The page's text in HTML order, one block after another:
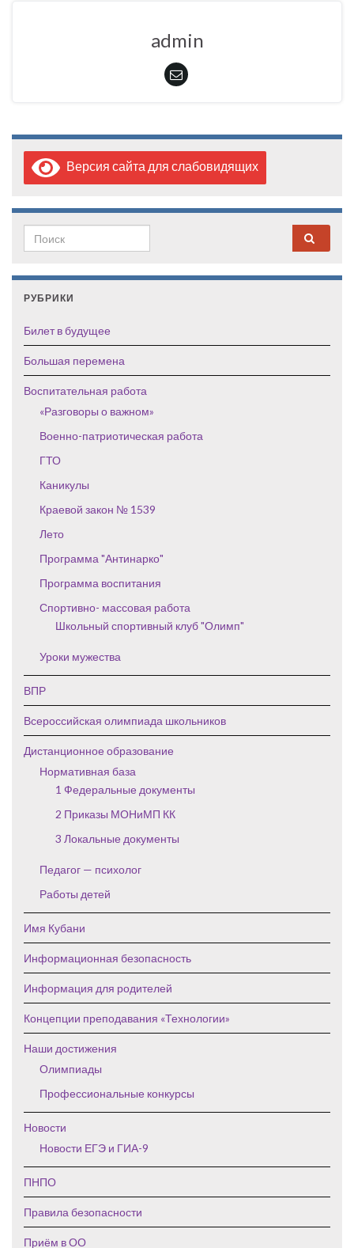
admin
Версия сайта для слабовидящих
Search for:
РУБРИКИ
Билет в будущее
Большая перемена
Воспитательная работа
«Разговоры о важном»
Военно-патриотическая работа
ГТО
Каникулы
Краевой закон № 1539
Лето
Программа "Антинарко"
Программа воспитания
Спортивно- массовая работа
Школьный спортивный клуб "Олимп"
Уроки мужества
ВПР
Всероссийская олимпиада школьников
Дистанционное образование
Нормативная база
1 Федеральные документы
2 Приказы МОНиМП КК
3 Локальные документы
Педагог — психолог
Работы детей
Имя Кубани
Информационная безопасность
Информация для родителей
Концепции преподавания «Технологии»
Наши достижения
Олимпиады
Профессиональные конкурсы
Новости
Новости ЕГЭ и ГИА-9
ПНПО
Правила безопасности
Приём в ОО